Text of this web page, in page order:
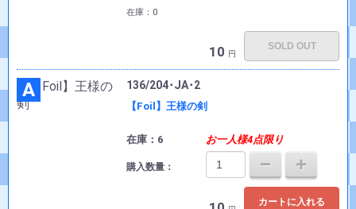
在庫：0
10 円
SOLD OUT
A 136/204･JA･2
【Foil】王様の剣
在庫：6 お一人様4点限り
購入数量：
カートに入れる